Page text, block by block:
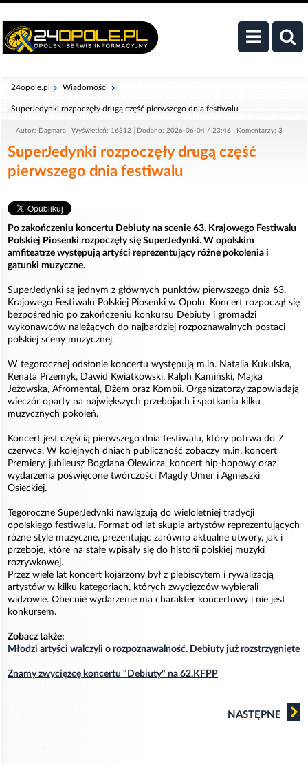
24opole.pl Wiadomości
SuperJedynki rozpoczęły drugą część pierwszego dnia festiwalu
Autor: Dagmara Wyświetleń: 16312 Dodano: 2026-06-04 / 23:46 Komentarzy: 3
SuperJedynki rozpoczęły drugą część
pierwszego dnia festiwalu
Po zakończeniu koncertu Debiuty na scenie 63. Krajowego Festiwalu
Polskiej Piosenki rozpoczęły się SuperJedynki. W opolskim
amfiteatrze występują artyści reprezentujący różne pokolenia i
gatunki muzyczne.
SuperJedynki są jednym z głównych punktów pierwszego dnia 63.
Krajowego Festiwalu Polskiej Piosenki w Opolu. Koncert rozpoczął się
bezpośrednio po zakończeniu konkursu Debiuty i gromadzi
wykonawców należących do najbardziej rozpoznawalnych postaci
polskiej sceny muzycznej.
W tegorocznej odsłonie koncertu występują m.in. Natalia Kukulska,
Renata Przemyk, Dawid Kwiatkowski, Ralph Kamiński, Majka
Jeżowska, Afromental, Dżem oraz Kombii. Organizatorzy zapowiadają
wieczór oparty na największych przebojach i spotkaniu kilku
muzycznych pokoleń.
Koncert jest częścią pierwszego dnia festiwalu, który potrwa do 7
czerwca. W kolejnych dniach publiczność zobaczy m.in. koncert
Premiery, jubileusz Bogdana Olewicza, koncert hip-hopowy oraz
wydarzenia poświęcone twórczości Magdy Umer i Agnieszki
Osieckiej.
Tegoroczne SuperJedynki nawiązują do wieloletniej tradycji
opolskiego festiwalu. Format od lat skupia artystów reprezentujących
różne style muzyczne, prezentując zarówno aktualne utwory, jak i
przeboje, które na stałe wpisały się do historii polskiej muzyki
rozrywkowej.
Przez wiele lat koncert kojarzony był z plebiscytem i rywalizacją
artystów w kilku kategoriach, których zwycięzców wybierali
widzowie. Obecnie wydarzenie ma charakter koncertowy i nie jest
konkursem.
Zobacz także:
Młodzi artyści walczyli o rozpoznawalność. Debiuty już rozstrzygnięte
Znamy zwycięzcę koncertu "Debiuty" na 62.KFPP
NASTĘPNE